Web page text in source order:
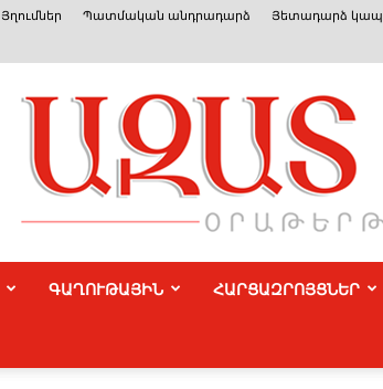
Յղումներ Պատմական անդրադարձ Յետադարձ կապ
ԳԱՂՈՒԹԱՅԻՆ ՀԱՐՑԱԶՐՈՅՑՆԵՐ